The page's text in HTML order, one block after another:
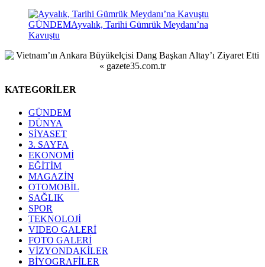
GÜNDEMAyvalık, Tarihi Gümrük Meydanı’na
Kavuştu
KATEGORİLER
GÜNDEM
DÜNYA
SİYASET
3. SAYFA
EKONOMİ
EĞİTİM
MAGAZİN
OTOMOBİL
SAĞLIK
SPOR
TEKNOLOJİ
VIDEO GALERİ
FOTO GALERİ
VİZYONDAKİLER
BİYOGRAFİLER